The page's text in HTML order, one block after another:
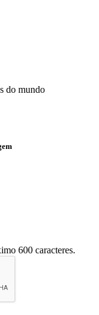
600 caracteres.